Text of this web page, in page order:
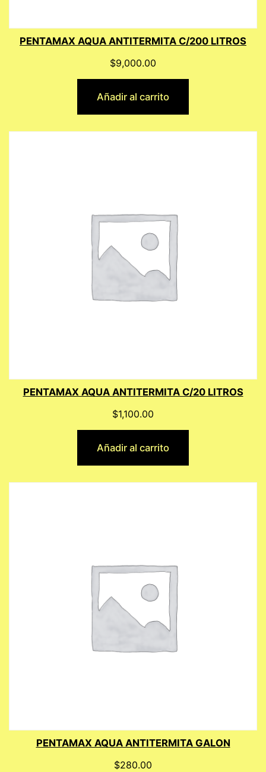
PENTAMAX AQUA ANTITERMITA C/200 LITROS
$9,000.00
Añadir al carrito
PENTAMAX AQUA ANTITERMITA C/20 LITROS
$1,100.00
Añadir al carrito
PENTAMAX AQUA ANTITERMITA GALON
$280.00